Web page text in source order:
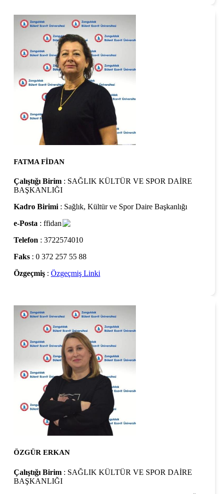
FATMA FİDAN
Çalıştığı Birim : SAĞLIK KÜLTÜR VE SPOR DAİRE
BAŞKANLIĞI
Kadro Birimi : Sağlık, Kültür ve Spor Daire Başkanlığı
e-Posta : ffidan
Telefon : 3722574010
Faks : 0 372 257 55 88
Özgeçmiş : Özgeçmiş Linki
ÖZGÜR ERKAN
Çalıştığı Birim : SAĞLIK KÜLTÜR VE SPOR DAİRE
BAŞKANLIĞI